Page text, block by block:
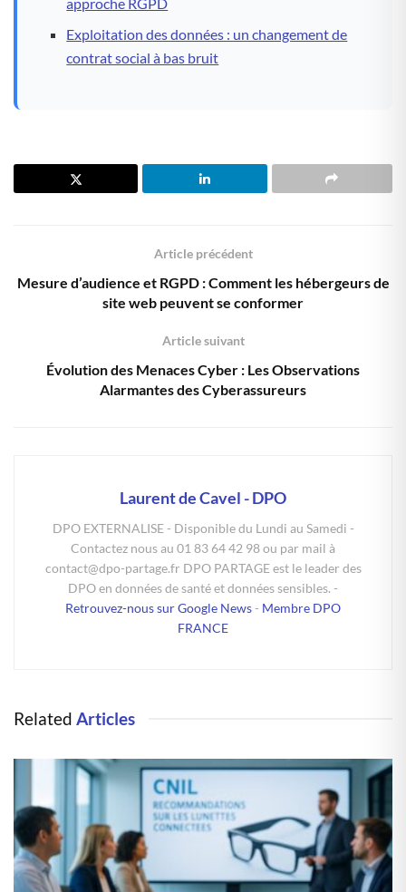
Exploitation des données : un changement de
contrat social à bas bruit
Article précédent
Mesure d’audience et RGPD : Comment les hébergeurs de
site web peuvent se conformer
Article suivant
Évolution des Menaces Cyber : Les Observations
Alarmantes des Cyberassureurs
Laurent de Cavel - DPO
DPO EXTERNALISE - Disponible du Lundi au Samedi -
Contactez nous au 01 83 64 42 98 ou par mail à
contact@dpo-partage.fr DPO PARTAGE est le leader des
DPO en données de santé et données sensibles. -
Retrouvez-nous sur Google News- Membre DPO
FRANCE
Related Articles